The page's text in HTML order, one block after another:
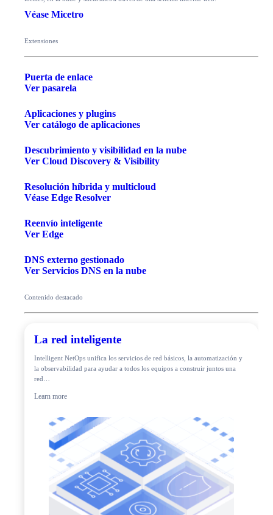
Véase Micetro
Extensiones
Puerta de enlace
Ver pasarela
Aplicaciones y plugins
Ver catálogo de aplicaciones
Descubrimiento y visibilidad en la nube
Ver Cloud Discovery & Visibility
Resolución híbrida y multicloud
Véase Edge Resolver
Reenvío inteligente
Ver Edge
DNS externo gestionado
Ver Servicios DNS en la nube
Contenido destacado
La red inteligente
Intelligent NetOps unifica los servicios de red básicos, la automatización y
la observabilidad para ayudar a todos los equipos a construir juntos una
red…
Learn more